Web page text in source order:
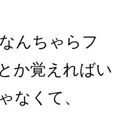
んちゃらフ
か覚えればい
なくて、